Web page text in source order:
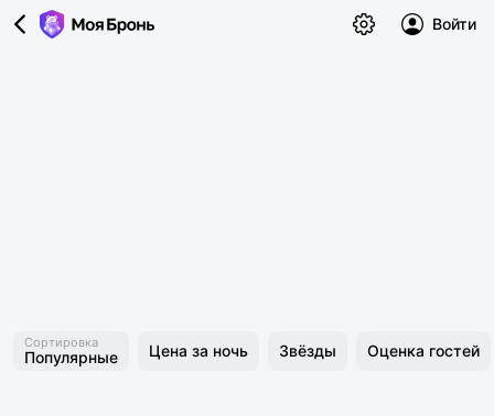
Войти
Сортировка
Популярные Цена за ночь Звёзды Оценка гостей